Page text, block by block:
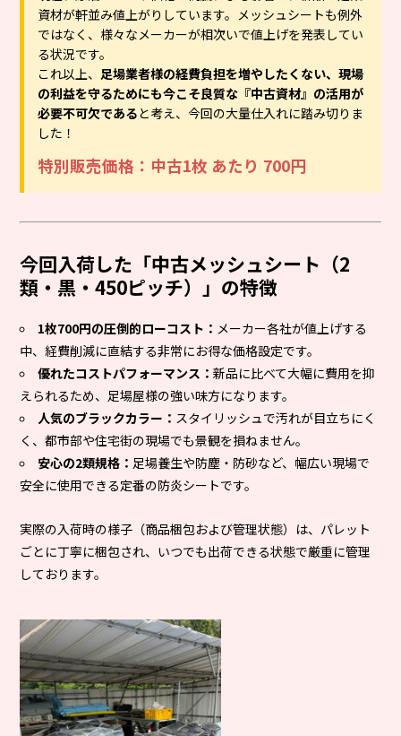
資材が軒並み値上がりしています。メッシュシートも例外
ではなく、様々なメーカーが相次いで値上げを発表してい
る状況です。
これ以上、 足場業者様の経費負担を増やしたくない、現場
の利益を守るためにも今こそ良質な『中古資材』の活用が
必要不可欠であると考え、今回の大量仕入れに踏み切りま
した！
特別販売価格：中古1枚 あたり 700円
今回入荷した「中古メッシュシート（2
類・黒・450ピッチ）」の特徴
1枚700円の圧倒的ローコスト： メーカー各社が値上げする
中、経費削減に直結する非常にお得な価格設定です。
優れたコストパフォーマンス：新品に比べて大幅に費用を抑
えられるため、足場屋様の強い味方になります。
人気のブラックカラー： スタイリッシュで汚れが目立ちにく
く、都市部や住宅街の現場でも景観を損ねません。
安心の2類規格： 足場養生や防塵・防砂など、幅広い現場で
安全に使用できる定番の防炎シートです。
実際の入荷時の様子（商品梱包および管理状態）は、パレット
ごとに丁寧に梱包され、いつでも出荷できる状態で厳重に管理
しております。